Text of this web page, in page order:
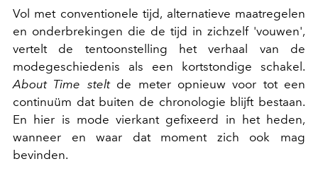
Vol met conventionele tijd, alternatieve maatregelen
en onderbrekingen die de tijd in zichzelf 'vouwen',
vertelt de tentoonstelling het verhaal van de
modegeschiedenis als een kortstondige schakel.
About Time steltde meter opnieuw voor tot een
continuüm dat buiten de chronologie blijft bestaan.
En hier is mode vierkant gefixeerd in het heden,
wanneer en waar dat moment zich ook mag
bevinden.